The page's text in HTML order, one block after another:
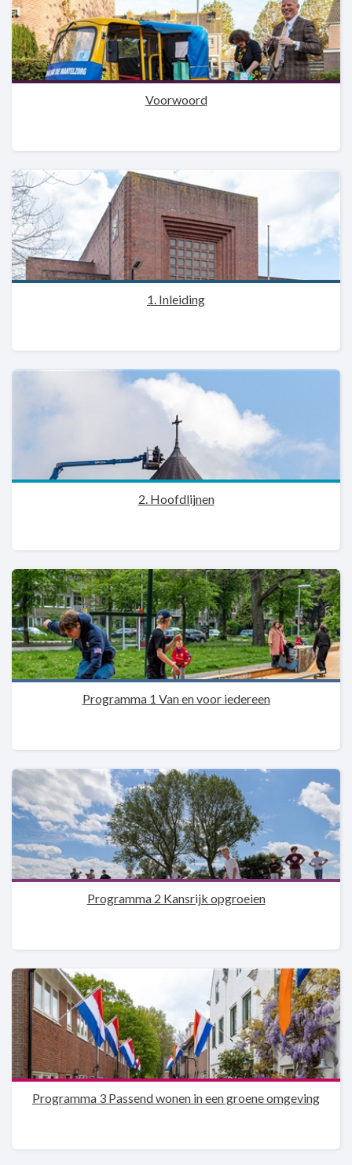
Voorwoord
1. Inleiding
2. Hoofdlijnen
Programma 1 Van en voor iedereen
Programma 2 Kansrijk opgroeien
Programma 3 Passend wonen in een groene omgeving